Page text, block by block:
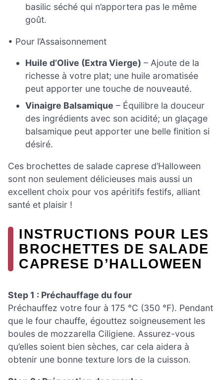
basilic séché qui n’apportera pas le même
goût.
• Pour l’Assaisonnement
Huile d’Olive (Extra Vierge) – Ajoute de la
richesse à votre plat; une huile aromatisée
peut apporter une touche de nouveauté.
Vinaigre Balsamique – Équilibre la douceur
des ingrédients avec son acidité; un glaçage
balsamique peut apporter une belle finition si
désiré.
Ces brochettes de salade caprese d’Halloween
sont non seulement délicieuses mais aussi un
excellent choix pour vos apéritifs festifs, alliant
santé et plaisir !
INSTRUCTIONS POUR LES
BROCHETTES DE SALADE
CAPRESE D’HALLOWEEN
Step 1 : Préchauffage du four
Préchauffez votre four à 175 °C (350 °F). Pendant
que le four chauffe, égouttez soigneusement les
boules de mozzarella Ciligiene. Assurez-vous
qu’elles soient bien sèches, car cela aidera à
obtenir une bonne texture lors de la cuisson.